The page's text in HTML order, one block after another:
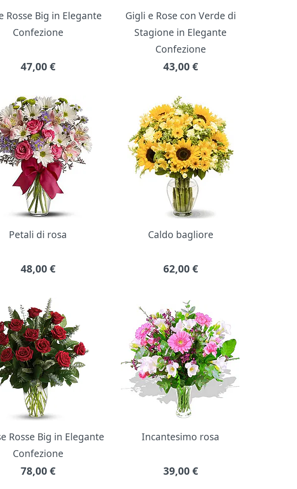
Rosse Big in Elegante
Confezione
47,00 €
Gigli e Rose con Verde di
Stagione in Elegante
Confezione
43,00 €
Petali di rosa
48,00 €
Caldo bagliore
62,00 €
Rosse Big in Elegante
Confezione
78,00 €
Incantesimo rosa
39,00 €